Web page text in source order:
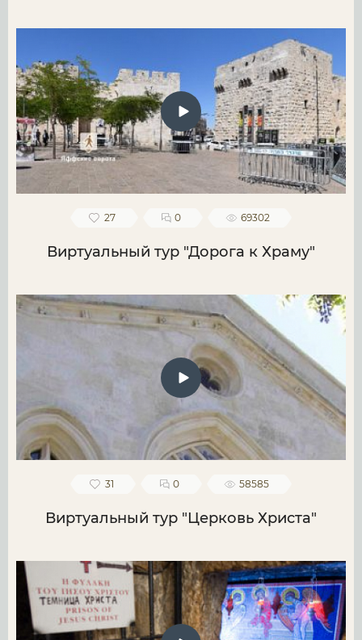
27 0 69302
Виртуальный тур "Дорога к Храму"
31 0 58585
Виртуальный тур "Церковь Христа"